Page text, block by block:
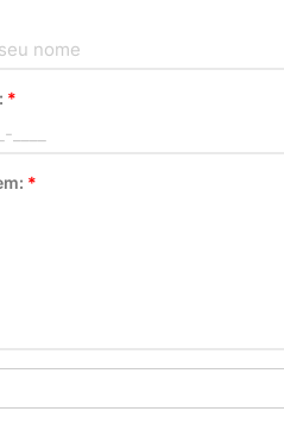
*
*